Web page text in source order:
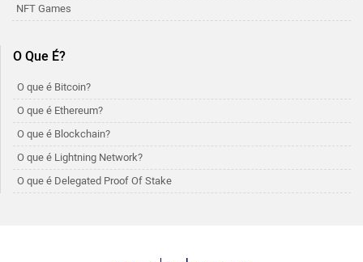
NFT Games
O Que É?
O que é Bitcoin?
O que é Ethereum?
O que é Blockchain?
O que é Lightning Network?
O que é Delegated Proof Of Stake